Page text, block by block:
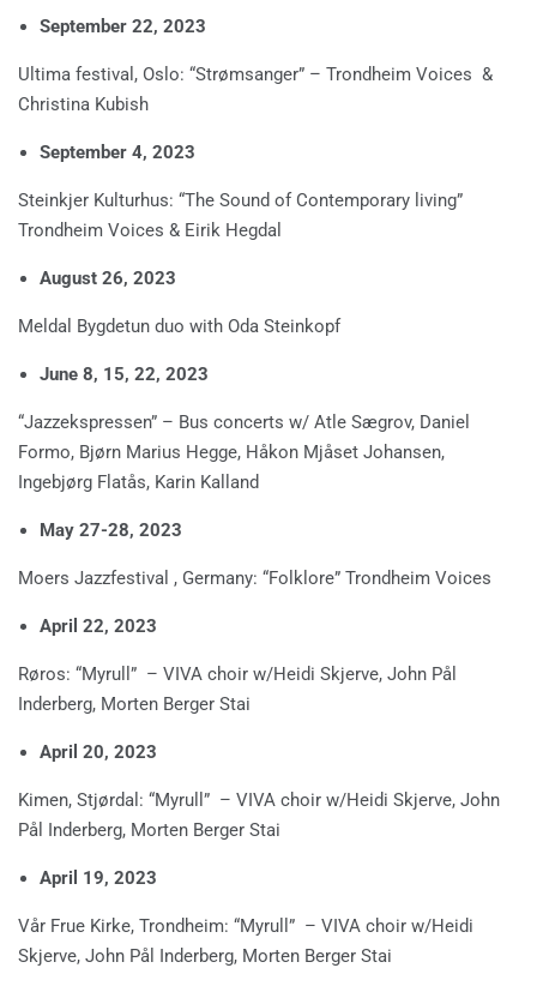
September 22, 2023
Ultima festival, Oslo: “Strømsanger” – Trondheim Voices &
Christina Kubish
September 4, 2023
Steinkjer Kulturhus: “The Sound of Contemporary living”
Trondheim Voices & Eirik Hegdal
August 26, 2023
Meldal Bygdetun duo with Oda Steinkopf
June 8, 15, 22, 2023
“Jazzekspressen” – Bus concerts w/ Atle Sægrov, Daniel
Formo, Bjørn Marius Hegge, Håkon Mjåset Johansen,
Ingebjørg Flatås, Karin Kalland
May 27-28, 2023
Moers Jazzfestival , Germany: “Folklore” Trondheim Voices
April 22, 2023
Røros: “Myrull” – VIVA choir w/Heidi Skjerve, John Pål
Inderberg, Morten Berger Stai
April 20, 2023
Kimen, Stjørdal: “Myrull” – VIVA choir w/Heidi Skjerve, John
Pål Inderberg, Morten Berger Stai
April 19, 2023
Vår Frue Kirke, Trondheim: “Myrull” – VIVA choir w/Heidi
Skjerve, John Pål Inderberg, Morten Berger Stai